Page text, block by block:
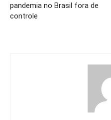
pandemia no Brasil fora de
controle